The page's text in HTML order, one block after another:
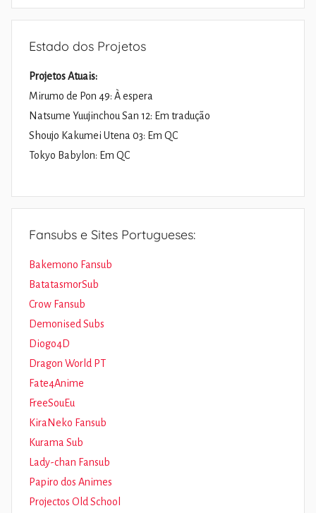
Estado dos Projetos
Projetos Atuais:
Mirumo de Pon 49: À espera
Natsume Yuujinchou San 12: Em tradução
Shoujo Kakumei Utena 03: Em QC
Tokyo Babylon: Em QC
Fansubs e Sites Portugueses:
Bakemono Fansub
BatatasmorSub
Crow Fansub
Demonised Subs
Diogo4D
Dragon World PT
Fate4Anime
FreeSouEu
KiraNeko Fansub
Kurama Sub
Lady-chan Fansub
Papiro dos Animes
Projectos Old School